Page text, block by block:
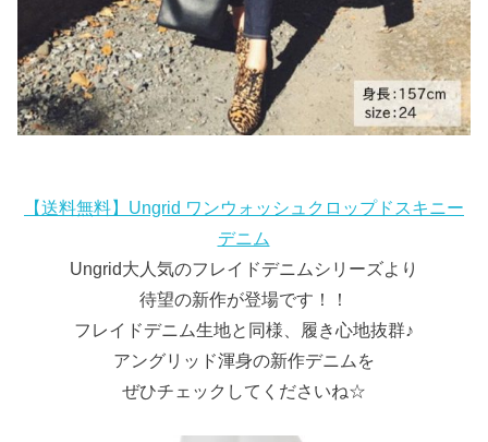
【送料無料】Ungrid ワンウォッシュクロップドスキニー
デニム
Ungrid大人気のフレイドデニムシリーズより
待望の新作が登場です！！
フレイドデニム生地と同様、履き心地抜群♪
アングリッド渾身の新作デニムを
ぜひチェックしてくださいね☆